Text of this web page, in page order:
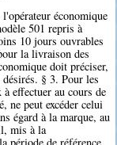
économique
501 repris à
10 jours ouvrables
la livraison des
doit préciser,
§ 3. Pour les
effectuer au cours de
ne peut excéder celui
égard à la marque, au
mis à la